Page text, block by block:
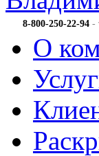
8-800-250-22-94 -
О